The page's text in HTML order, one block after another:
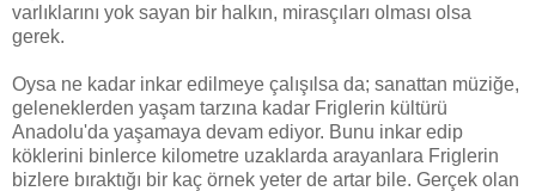
varlıklarını yok sayan bir halkın, mirasçıları olması olsa
gerek.
Oysa ne kadar inkar edilmeye çalışılsa da; sanattan müziğe,
geleneklerden yaşam tarzına kadar Friglerin kültürü
Anadolu'da yaşamaya devam ediyor. Bunu inkar edip
köklerini binlerce kilometre uzaklarda arayanlara Friglerin
bizlere bıraktığı bir kaç örnek yeter de artar bile. Gerçek olan